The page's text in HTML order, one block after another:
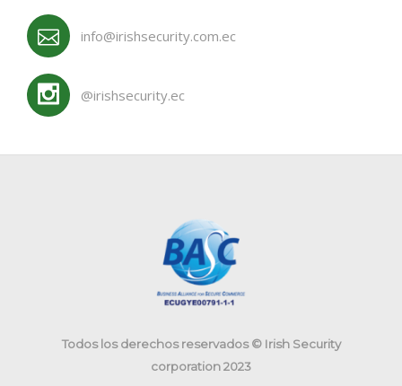
info@irishsecurity.com.ec
@irishsecurity.ec
Todos los derechos reservados © Irish Security
corporation 2023